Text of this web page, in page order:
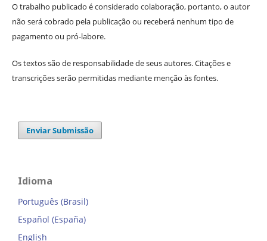
O trabalho publicado é considerado colaboração, portanto, o autor
não será cobrado pela publicação ou receberá nenhum tipo de
pagamento ou pró-labore.
Os textos são de responsabilidade de seus autores. Citações e
transcrições serão permitidas mediante menção às fontes.
Enviar Submissão
Idioma
Português (Brasil)
Español (España)
English